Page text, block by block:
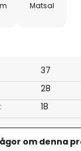
Matsal
28
37
18
om denna